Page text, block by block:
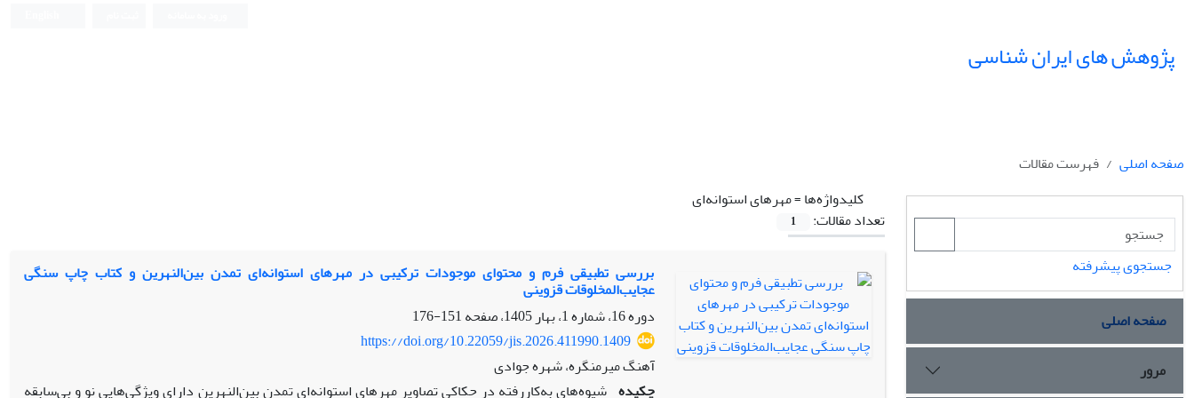
پژوهش های ایران شناسی
صفحه اصلی
فهرست مقالات
کلیدواژه‌ها =مهرهای استوانه‌ای
تعداد مقالات:
1
بررسی تطبیقی فرم و محتوای موجودات ترکیبی در مهرهای استوانه‌ای تمدن بین‌النهرین و کتاب چاپ سنگی
عجایب‌المخلوقات قزوینی
دوره 16، شماره 1، بهار 1405، صفحه
151-176
https://doi.org/10.22059/jis.2026.411990.1409
آهنگ میرمنگره، شهره جوادی
چکیده شیوه‌های به‌کاررفته در حکاکی تصاویر مهرهای استوانه‌ای تمدن بین‌النهرین دارای ویژگی‌هایی نو و بی‌سابقه
جستجوی پیشرفته
صفحه اصلی
مرور